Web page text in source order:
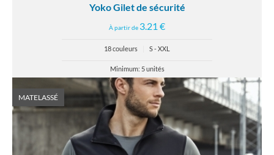
Yoko Gilet de sécurité
À partir de 3.21 €
18 couleurs S - XXL
Minimum: 5 unités
MATELASSÉ